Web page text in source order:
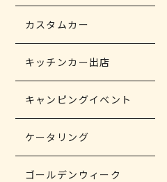
カスタムカー
キッチンカー出店
キャンピングイベント
ケータリング
ゴールデンウィーク